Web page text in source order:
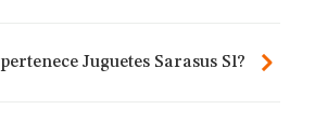
Juguetes Sarasus Sl?